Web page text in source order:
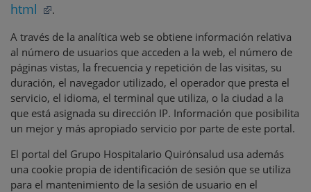
html
.
A través de la analítica web se obtiene información relativa
al número de usuarios que acceden a la web, el número de
páginas vistas, la frecuencia y repetición de las visitas, su
duración, el navegador utilizado, el operador que presta el
servicio, el idioma, el terminal que utiliza, o la ciudad a la
que está asignada su dirección IP. Información que posibilita
un mejor y más apropiado servicio por parte de este portal.
El portal del Grupo Hospitalario Quirónsalud usa además
una cookie propia de identificación de sesión que se utiliza
para el mantenimiento de la sesión de usuario en el